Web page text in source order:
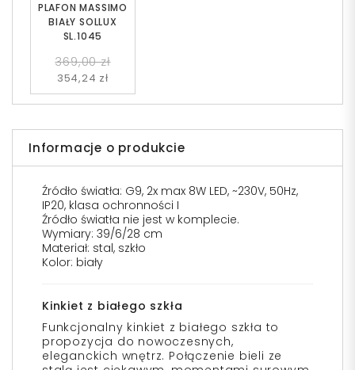
PLAFON MASSIMO
BIAŁY SOLLUX
SL.1045
369,00 zł
354,24 zł
Informacje o produkcie
Źródło światła: G9, 2x max 8W LED, ~230V, 50Hz,
IP20, klasa ochronności I
Źródło światła nie jest w komplecie.
Wymiary: 39/6/28 cm
Materiał: stal, szkło
Kolor: biały
Kinkiet z białego szkła
Funkcjonalny kinkiet z białego szkła to
propozycja do nowoczesnych,
eleganckich wnętrz. Połączenie bieli ze